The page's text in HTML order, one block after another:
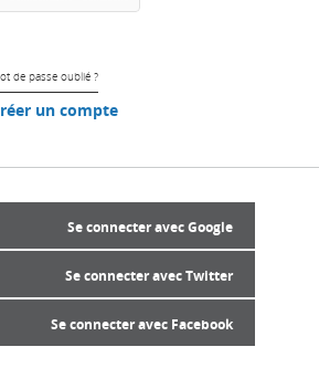
de passe oublié ?
un compte
Se connecter avec Google
Se connecter avec Twitter
Se connecter avec Facebook